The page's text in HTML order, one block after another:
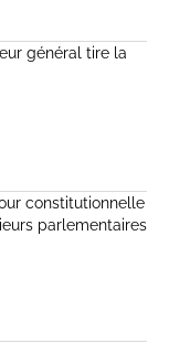
général tire la
constitutionnelle
parlementaires